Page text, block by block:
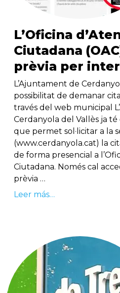
L’Oficina
Ciutadana
prèvia per
L’Ajuntament de
possibilitat de demanar cita
través del web municipal
Cerdanyola del Vallès ja té
que permet sol·licitar a la
(www.cerdanyola.cat) la
de forma presencial a
Ciutadana. Només cal
prèvia …
Leer más…